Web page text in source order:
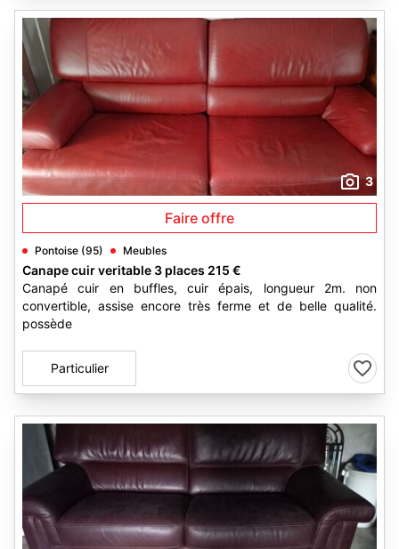
3
Faire offre
Pontoise (95) Meubles
Canape cuir veritable 3 places 215 €
Canapé cuir en buffles, cuir épais, longueur 2m. non
convertible, assise encore très ferme et de belle qualité.
possède
Particulier